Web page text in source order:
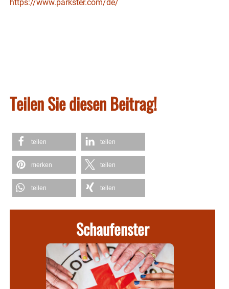
https://www.parkster.com/de/
Teilen Sie diesen Beitrag!
teilen teilen
merken teilen
teilen teilen
Schaufenster